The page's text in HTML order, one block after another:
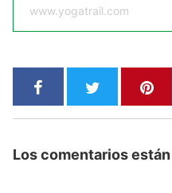
www.yogatrail.com
Los comentarios